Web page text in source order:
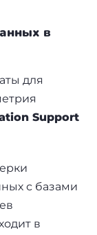
в
для
Support
с базами
в